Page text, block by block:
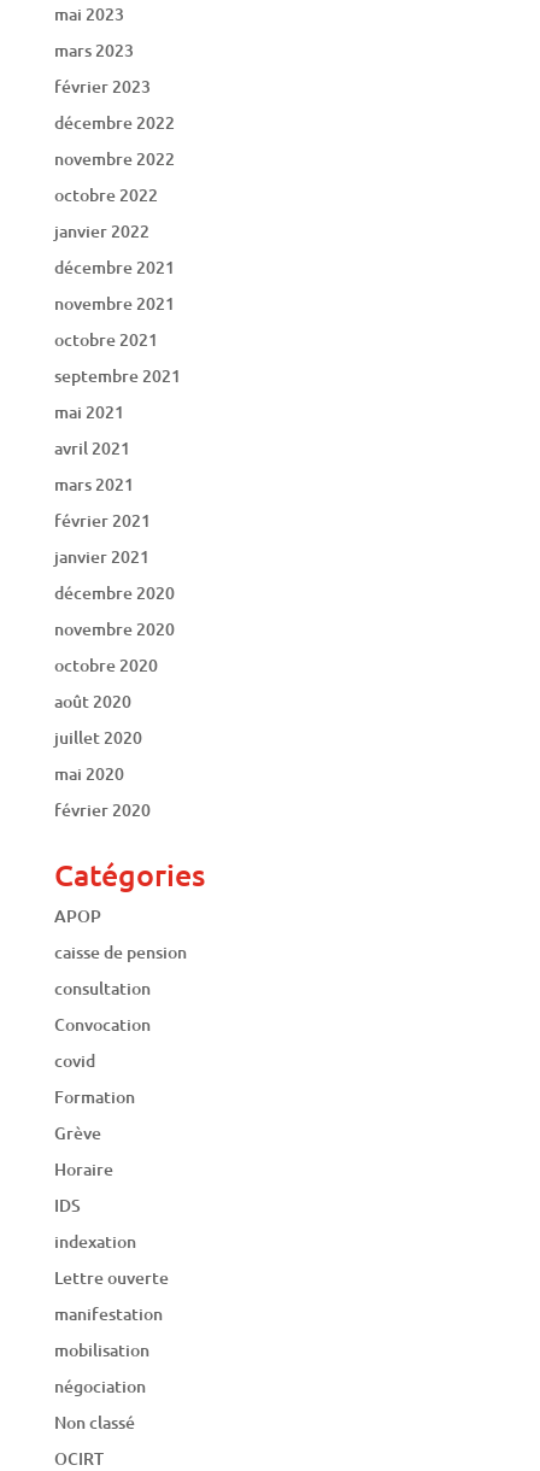
mai 2023
mars 2023
février 2023
décembre 2022
novembre 2022
octobre 2022
janvier 2022
décembre 2021
novembre 2021
octobre 2021
septembre 2021
mai 2021
avril 2021
mars 2021
février 2021
janvier 2021
décembre 2020
novembre 2020
octobre 2020
août 2020
juillet 2020
mai 2020
février 2020
Catégories
APOP
caisse de pension
consultation
Convocation
covid
Formation
Grève
Horaire
IDS
indexation
Lettre ouverte
manifestation
mobilisation
négociation
Non classé
OCIRT